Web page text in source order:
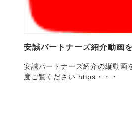
安誠パートナーズ紹介動画
安誠パートナーズ紹介の縦動画を 撮影しました ぜひ
度ご覧ください https・・・